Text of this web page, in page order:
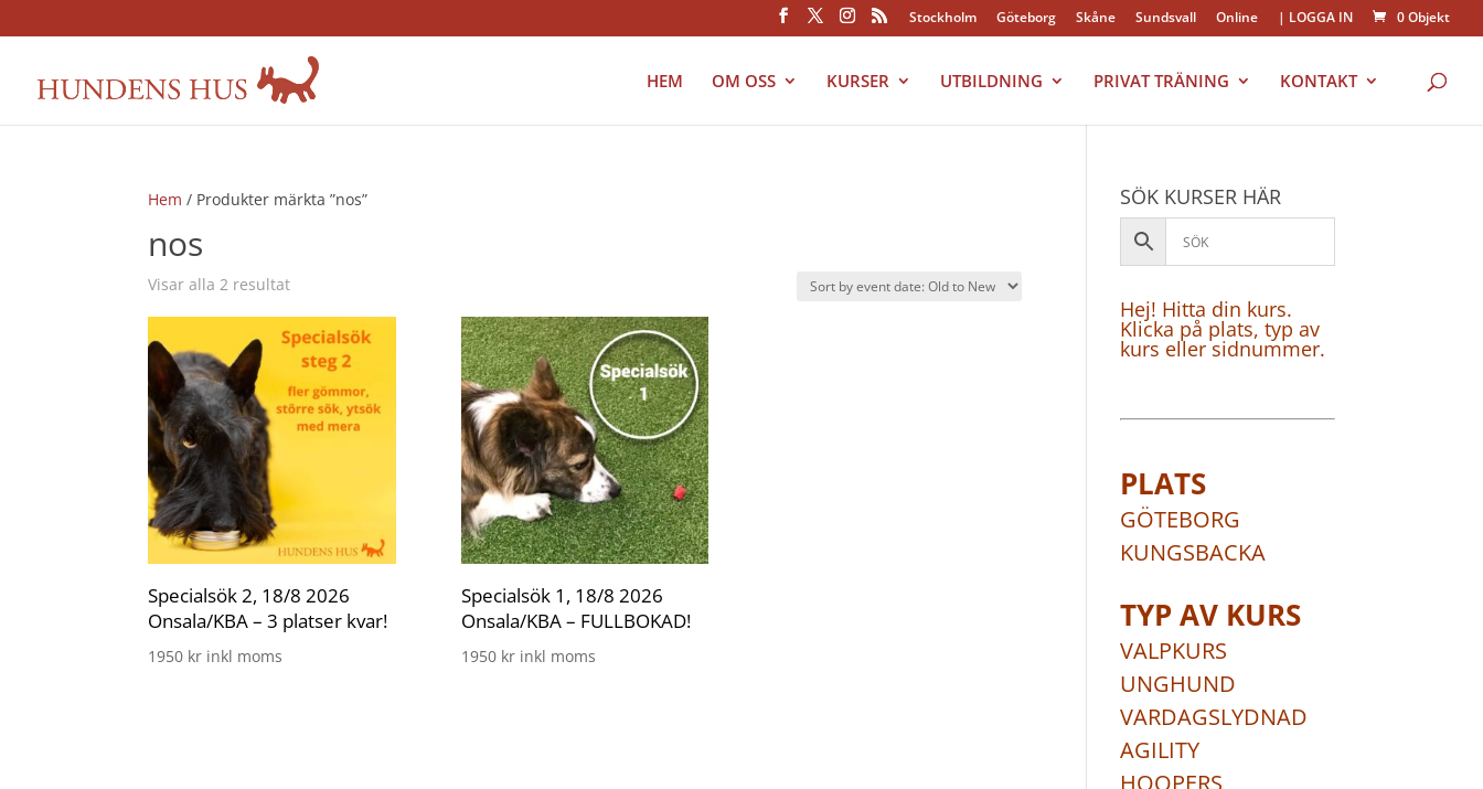
Stockholm Göteborg Skåne Sundsvall Online | LOGGA IN 0 Objekt
HEM OM OSS KURSER UTBILDNING PRIVAT TRÄNING KONTAKT
Hem / Produkter märkta ”nos”
nos
Visar alla 2 resultat
Specialsök 2, 18/8 2026
Onsala/KBA – 3 platser kvar!
1950 kr inkl moms
Specialsök 1, 18/8 2026
Onsala/KBA – FULLBOKAD!
1950 kr inkl moms
SÖK KURSER HÄR
Hej! Hitta din kurs.
Klicka på plats, typ av
kurs eller sidnummer.
PLATS
GÖTEBORG
KUNGSBACKA
TYP AV KURS
VALPKURS
UNGHUND
VARDAGSLYDNAD
AGILITY
HOOPERS